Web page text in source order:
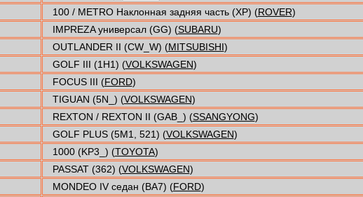
100 / METRO Наклонная задняя часть (XP) (ROVER)
IMPREZA универсал (GG) (SUBARU)
OUTLANDER II (CW_W) (MITSUBISHI)
GOLF III (1H1) (VOLKSWAGEN)
FOCUS III (FORD)
TIGUAN (5N_) (VOLKSWAGEN)
REXTON / REXTON II (GAB_) (SSANGYONG)
GOLF PLUS (5M1, 521) (VOLKSWAGEN)
1000 (KP3_) (TOYOTA)
PASSAT (362) (VOLKSWAGEN)
MONDEO IV седан (BA7) (FORD)